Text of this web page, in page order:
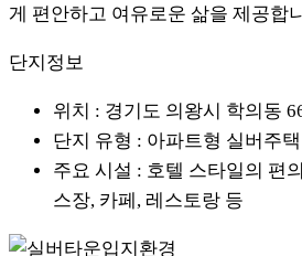
게 편안하고 여유로운 삶을 제공합
단지정보
위치 : 경기도 의왕시 학의동
단지 유형 : 아파트형 실버주택
주요 시설 : 호텔 스타일의 편
스장, 카페, 레스토랑 등